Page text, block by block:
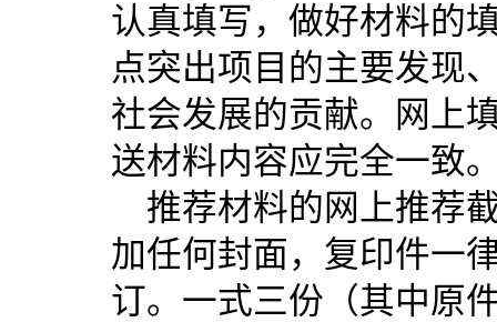
认真填写，做好材料的
点突出项目的主要发现
社会发展的贡献。网上
送材料内容应完全一致
推荐材料的网上推荐
加任何封面，复印件一
订。一式三份（其中原